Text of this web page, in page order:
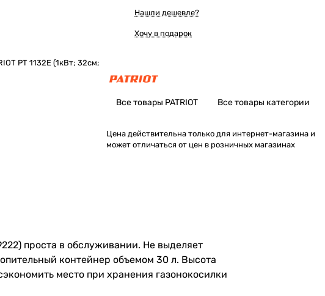
PT 1132E (1кВт; 32cм;
Нашли дешевле?
Хочу в подарок
Все товары PATRIOT Все товары категории
Цена действительна только для интернет-магазина и
может отличаться от цен в розничных магазинах
проста в обслуживании. Не выделяет
контейнер объемом 30 л. Высота
место при хранения газонокосилки